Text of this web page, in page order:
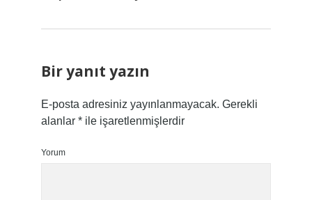
Bir yanıt yazın
E-posta adresiniz yayınlanmayacak. Gerekli
alanlar *ile işaretlenmişlerdir
Yorum